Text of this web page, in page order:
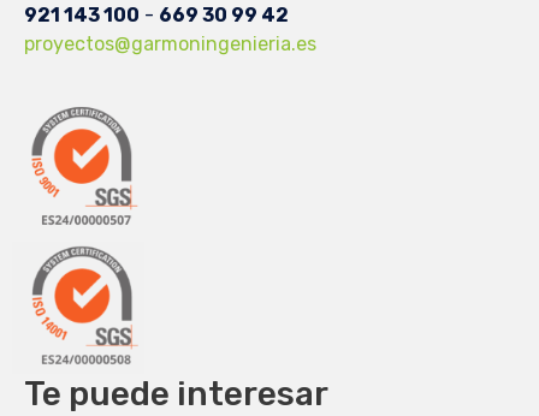
921 143 100 - 669 30 99 42
proyectos@garmoningenieria.es
Te puede interesar